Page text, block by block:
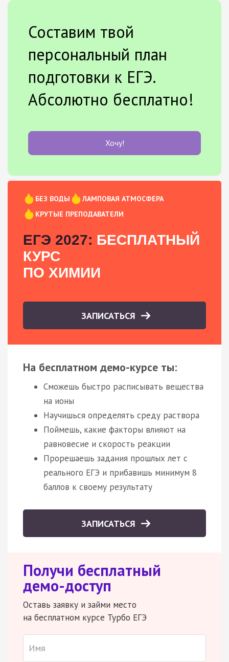
Составим твой
персональный план
подготовки к ЕГЭ.
Абсолютно бесплатно!
Хочу!
БЕЗ ВОДЫ
ЛАМПОВАЯ АТМОСФЕРА
КРУТЫЕ ПРЕПОДАВАТЕЛИ
ЕГЭ 2027: БЕСПЛАТНЫЙ
КУРС
ПО ХИМИИ
ЗАПИСАТЬСЯ
На бесплатном демо-курсе ты:
Сможешь быстро расписывать вещества
на ионы
Научишься определять среду раствора
Поймешь, какие факторы влияют на
равновесие и скорость реакции
Прорешаешь задания прошлых лет с
реального ЕГЭ и прибавишь минимум 8
баллов к своему результату
ЗАПИСАТЬСЯ
Получи бесплатный
демо-доступ
Оставь заявку и займи место
на бесплатном курсе Турбо ЕГЭ